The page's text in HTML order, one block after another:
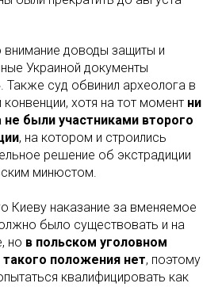
внимание доводы защиты и
Украиной документы
Также суд обвинил археолога в
хотя на тот момент ни
не были участниками второго
, на котором и строились
решение об экстрадиции
минюстом.
Киеву наказание за вменяемое
было существовать и на
но в польском уголовном
положения нет, поэтому
квалифицировать как